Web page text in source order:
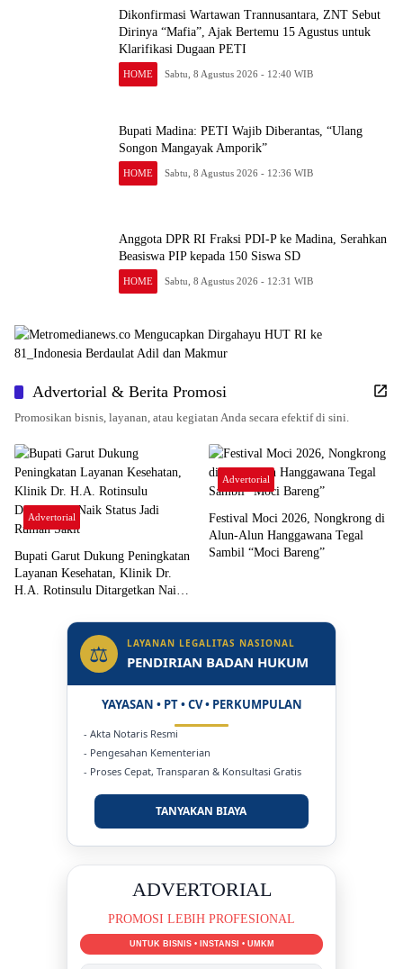
Dikonfirmasi Wartawan Trannusantara, ZNT Sebut
Dirinya “Mafia”, Ajak Bertemu 15 Agustus untuk
Klarifikasi Dugaan PETI
HOME Sabtu, 8 Agustus 2026 - 12:40 WIB
Bupati Madina: PETI Wajib Diberantas, “Ulang
Songon Mangayak Amporik”
HOME Sabtu, 8 Agustus 2026 - 12:36 WIB
Anggota DPR RI Fraksi PDI-P ke Madina, Serahkan
Beasiswa PIP kepada 150 Siswa SD
HOME Sabtu, 8 Agustus 2026 - 12:31 WIB
Advertorial & Berita Promosi
Promosikan bisnis, layanan, atau kegiatan Anda secara efektif di sini.
Advertorial
Bupati Garut Dukung Peningkatan
Layanan Kesehatan, Klinik Dr.
H.A. Rotinsulu Ditargetkan Naik
Advertorial
Festival Moci 2026, Nongkrong di
Alun-Alun Hanggawana Tegal
Sambil “Moci Bareng”
⚖ LAYANAN LEGALITAS NASIONAL
PENDIRIAN BADAN HUKUM
YAYASAN • PT • CV • PERKUMPULAN
- Akta Notaris Resmi
- Pengesahan Kementerian
- Proses Cepat, Transparan & Konsultasi Gratis
TANYAKAN BIAYA
DUKUNG KAMI
BERSAMA METROMEDIANEWS.CO
MEDIA INFORMASI TERPERCAYA